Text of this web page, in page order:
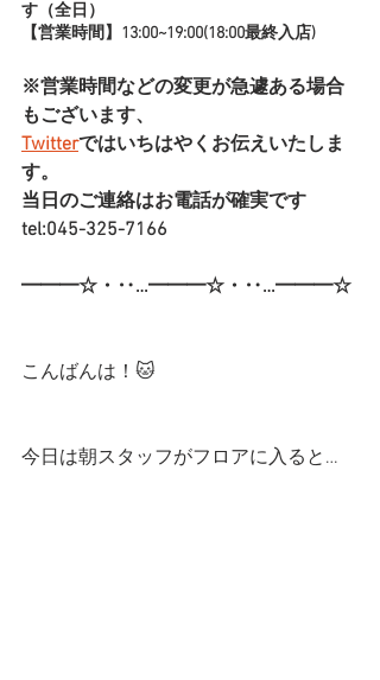
す（全日）
【営業時間】13:00~19:00(18:00最終入店)
※営業時間などの変更が急遽ある場合
もございます、
Twitterではいちはやくお伝えいたしま
す。
当日のご連絡はお電話が確実です
tel:045-325-7166
━━━☆・‥…━━━☆・‥…━━━☆
こんばんは！🐱
今日は朝スタッフがフロアに入ると…